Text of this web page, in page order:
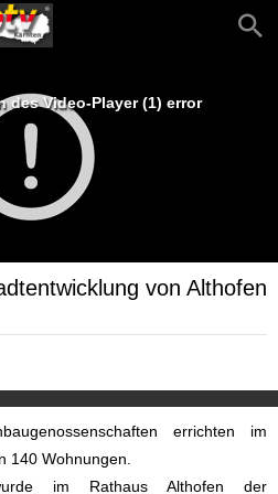
des Video-Player (1) error
von Althofen
errichten im
140 Wohnungen.
im Rathaus Althofen der